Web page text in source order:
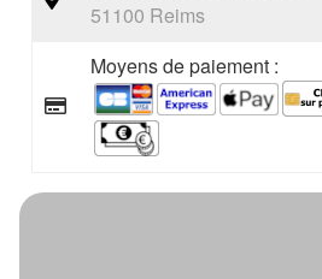
51100 Reims
Moyens de paiement :